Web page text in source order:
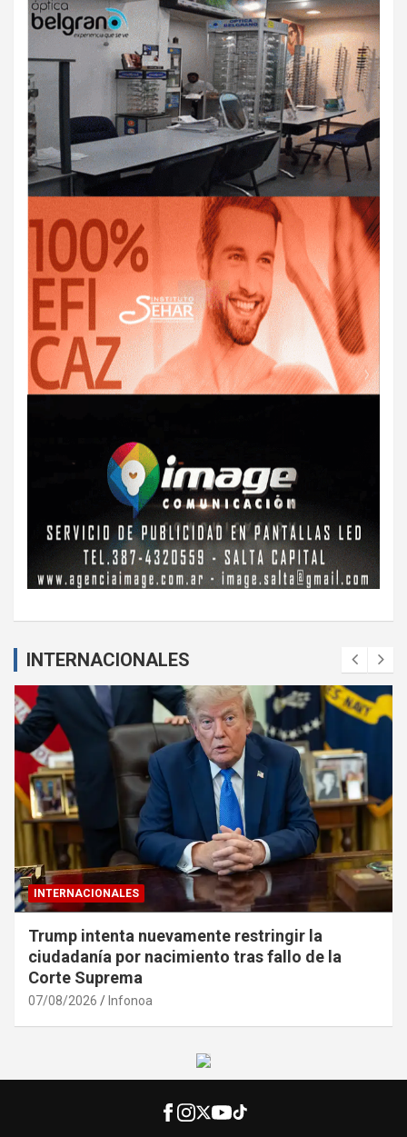
INTERNACIONALES
INTERNACIONALES
Trump intenta nuevamente restringir la
ciudadanía por nacimiento tras fallo de la
Corte Suprema
07/08/2026 Infonoa